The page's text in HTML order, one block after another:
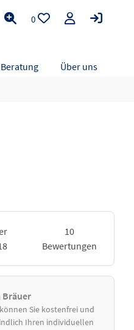
Beratung Über uns
0
10
Bewertungen
Bräuer
Sie kostenfrei und
Ihren individuellen